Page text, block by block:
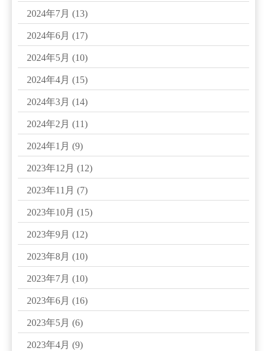
2024年7月 (13)
2024年6月 (17)
2024年5月 (10)
2024年4月 (15)
2024年3月 (14)
2024年2月 (11)
2024年1月 (9)
2023年12月 (12)
2023年11月 (7)
2023年10月 (15)
2023年9月 (12)
2023年8月 (10)
2023年7月 (10)
2023年6月 (16)
2023年5月 (6)
2023年4月 (9)